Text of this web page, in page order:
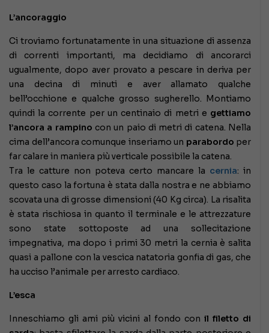
L’ancoraggio
Ci troviamo fortunatamente in una situazione di assenza
di correnti importanti, ma decidiamo di ancorarci
ugualmente, dopo aver provato a pescare in deriva per
una decina di minuti e aver allamato qualche
bell’occhione e qualche grosso sugherello. Montiamo
quindi la corrente per un centinaio di metri e gettiamo
l’ancora a rampino con un paio di metri di catena. Nella
cima dell’ancora comunque inseriamo un parabordo per
far calare in maniera più verticale possibile la catena.
Tra le catture non poteva certo mancare la cernia: in
questo caso la fortuna è stata dalla nostra e ne abbiamo
scovata una di grosse dimensioni (40 Kg circa). La risalita
è stata rischiosa in quanto il terminale e le attrezzature
sono state sottoposte ad una sollecitazione
impegnativa, ma dopo i primi 30 metri la cernia è salita
quasi a pallone con la vescica natatoria gonfia di gas, che
ha ucciso l’animale per arresto cardiaco.
L’esca
Inneschiamo gli ami più vicini al fondo con il filetto di